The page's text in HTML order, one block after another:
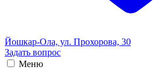
Йошкар-Ола, ул. Прохорова, 30
Задать вопрос
Меню